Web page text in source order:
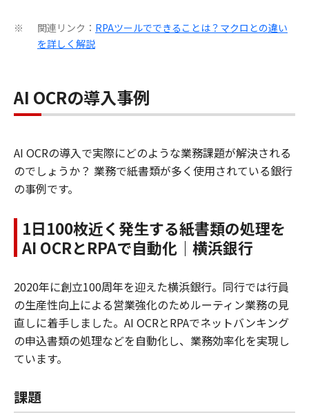
※ 関連リンク： RPAツールでできることは？マクロとの違い
を詳しく解説
AI OCRの導入事例
AI OCRの導入で実際にどのような業務課題が解決される
のでしょうか？ 業務で紙書類が多く使用されている銀行
の事例です。
1日100枚近く発生する紙書類の処理を
AI OCRとRPAで自動化｜横浜銀行
2020年に創立100周年を迎えた横浜銀行。同行では行員
の生産性向上による営業強化のためルーティン業務の見
直しに着手しました。AI OCRとRPAでネットバンキング
の申込書類の処理などを自動化し、業務効率化を実現し
ています。
課題